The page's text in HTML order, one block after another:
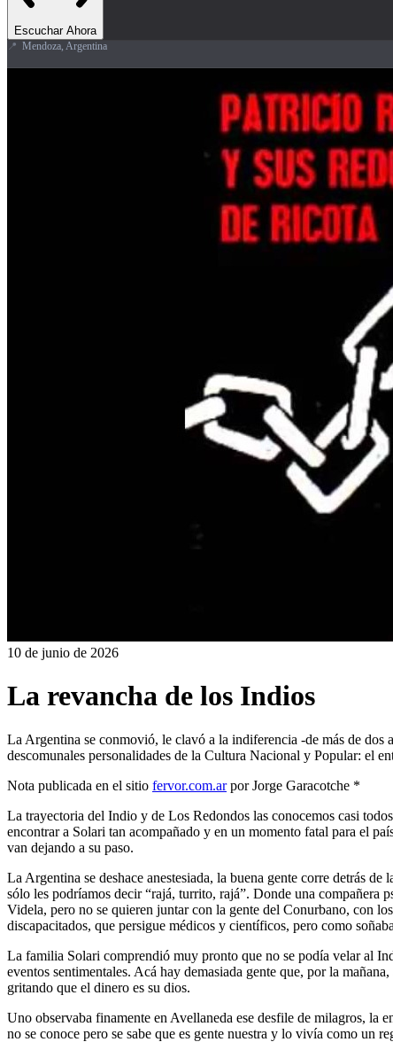
Escuchar Ahora
📍 Mendoza, Argentina
10 de junio de 2026
La revancha de los Indios
La Argentina se conmovió, le clavó a la indiferencia -de más de dos
descomunales personalidades de la Cultura Nacional y Popular: el
Nota publicada en el sitio fervor.com.arpor Jorge Garacotche *
La trayectoria del Indio y de Los Redondos las conocemos casi
encontrar a Solari tan acompañado y en un momento fatal para el
van dejando a su paso.
La Argentina se deshace anestesiada, la buena gente corre detrás
sólo les podríamos decir “rajá, turrito, rajá”. Donde una compañera
Videla, pero no se quieren juntar con la gente del Conurbano, con
discapacitados, que persigue médicos y científicos, pero como
La familia Solari comprendió muy pronto que no se podía velar al
eventos sentimentales. Acá hay demasiada gente que, por la
gritando que el dinero es su dios.
Uno observaba finamente en Avellaneda ese desfile de milagros, la
no se conoce pero se sabe que es gente nuestra y lo vivía como un